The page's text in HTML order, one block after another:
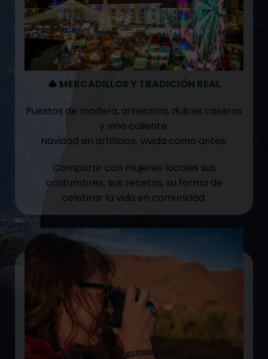
🎄 MERCADILLOS Y TRADICIÓN REAL
Puestos de madera, artesanía, dulces caseros
y vino caliente.
Navidad sin artificios, vivida como antes.
Compartir con mujeres locales sus
costumbres, sus recetas, su forma de
celebrar la vida en comunidad.